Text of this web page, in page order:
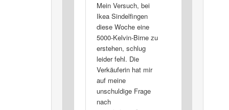
Mein Versuch, bei
Ikea Sindelfingen
diese Woche eine
5000-Kelvin-Birne zu
erstehen, schlug
leider fehl. Die
Verkäuferin hat mir
auf meine
unschuldige Frage
nach